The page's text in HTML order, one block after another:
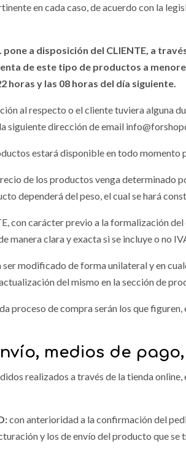
en cada caso, de acuerdo con la
pone a disposición del CLIENTE, a
de este tipo de productos a
horas y las 08 horas del día siguiente.
al respecto o el cliente tuviera alguna
siguiente dirección de email
estará disponible en todo momento
de los productos venga determinado
dependerá del peso, el cual se hará
con carácter previo a la formalización
manera clara y exacta si se incluye o no
modificado de forma unilateral y en
del mismo en la sección de
proceso de compra serán los que
medios de
realizados a través de la tienda
con anterioridad a la confirmación del
y los de envío del producto que